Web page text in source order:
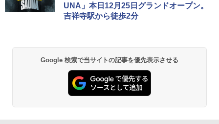
UNA」本日12月25日グランドオープン。
吉祥寺駅から徒歩2分
Google 検索で当サイトの記事を優先表示させる